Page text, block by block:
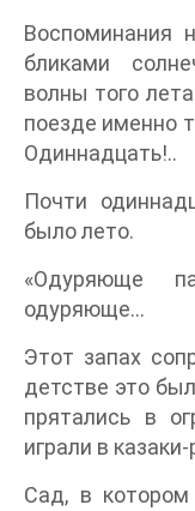
Воспоминания
бликами
волны того
поезде именно
Одиннадцать!..
Почти
было лето.
«Одуряюще
одуряюще…
Этот запах
детстве это
прятались в
играли в
Сад, в